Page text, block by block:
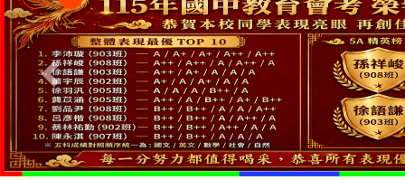
「本色祭」8/29、30在
場熱烈登場!
8/21下午1時於龍潭區